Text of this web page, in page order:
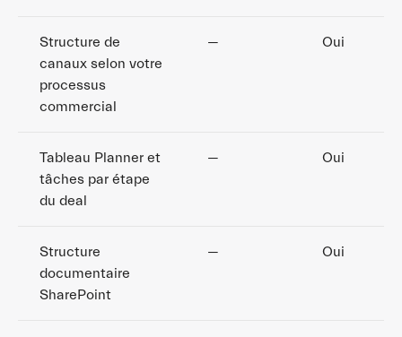
Structure de
canaux selon votre
processus
commercial
— Oui
Tableau Planner et
tâches par étape
du deal
— Oui
Structure
documentaire
SharePoint
— Oui